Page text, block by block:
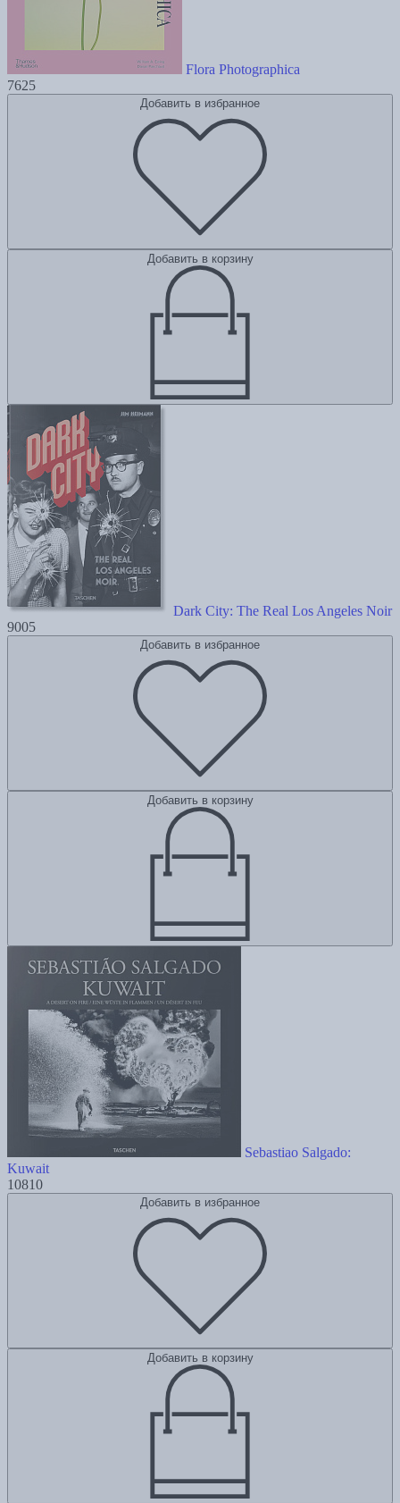
Flora Photographica
7625
Добавить в избранное
Добавить в корзину
Dark City: The Real Los Angeles Noir
9005
Добавить в избранное
Добавить в корзину
Sebastiao Salgado:
Kuwait
10810
Добавить в избранное
Добавить в корзину